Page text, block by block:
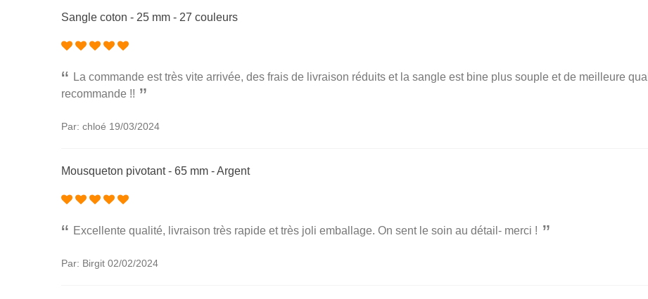
Sangle coton - 25 mm - 27 couleurs
La commande est très vite arrivée, des frais de livraison réduits et la sangle est bine plus souple et de meilleure
recommande !!
Par: chloé 19/03/2024
Mousqueton pivotant - 65 mm - Argent
Excellente qualité, livraison très rapide et très joli emballage. On sent le soin au détail- merci !
Par: Birgit 02/02/2024